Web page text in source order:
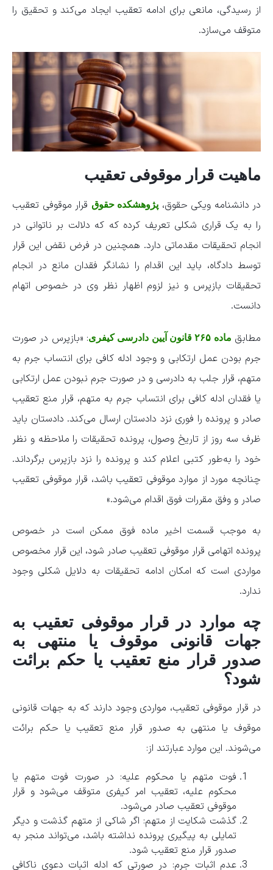
از رسیدگی، مانعی برای ادامه تعقیب ایجاد می‌کند و تحقیق را
متوقف می‌سازد.
ماهیت قرار موقوفی تعقیب
در دانشنامه ویکی حقوق،پژوهشکده حقوق قرار موقوفی تعقیب
را به یک قراری شکلی تعریف کرده که که دلالت بر ناتوانی در
انجام تحقیقات مقدماتی دارد. همچنین در فرض نقض این قرار
توسط دادگاه، باید این اقدام را نشانگر فقدان مانع در انجام
تحقیقات بازپرس و نیز لزوم اظهار نظر وی در خصوص اتهام
دانست.
مطابق ماده ۲۶۵ قانون آیین دادرسی کیفری
: «بازپرس در صورت
جرم بودن عمل ارتکابی و وجود ادله کافی برای انتساب جرم به
متهم، قرار جلب به دادرسی و در صورت جرم نبودن عمل ارتکابی
یا فقدان ادله کافی برای انتساب جرم به متهم، قرار منع تعقیب
صادر و پرونده را فوری نزد دادستان ارسال می‌کند. دادستان باید
ظرف سه روز از تاریخ وصول، پرونده تحقیقات را ملاحظه و نظر
خود را به‌طور کتبی اعلام کند و پرونده را نزد بازپرس برگرداند.
چنانچه مورد از موارد موقوفی تعقیب باشد، قرار موقوفی تعقیب
صادر و وفق مقررات فوق اقدام می‌شود.»
به موجب قسمت اخیر ماده فوق ممکن است در خصوص
پرونده اتهامی قرار موقوفی تعقیب صادر شود، این قرار مخصوص
مواردی است که امکان ادامه تحقیقات به دلایل شکلی وجود
ندارد.
چه موارد در قرار موقوفی تعقیب به
جهات قانونی موقوف یا منتهی به
صدور قرار منع تعقیب یا حکم برائت
شود؟
در قرار موقوفی تعقیب، مواردی وجود دارند که به جهات قانونی
موقوف یا منتهی به صدور قرار منع تعقیب یا حکم برائت
می‌شوند. این موارد عبارتند از:
فوت متهم یا محکوم علیه: در صورت فوت متهم یا
محکوم علیه، تعقیب امر کیفری متوقف می‌شود و قرار
موقوفی تعقیب صادر می‌شود.
گذشت شکایت از متهم: اگر شاکی از متهم گذشت و دیگر
تمایلی به پیگیری پرونده نداشته باشد، می‌تواند منجر به
صدور قرار منع تعقیب شود.
عدم اثبات جرم: در صورتی که ادله اثبات دعوی ناکافی